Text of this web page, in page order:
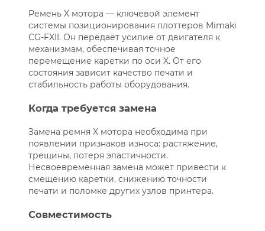
Ремень X мотора — ключевой элемент
системы позиционирования плоттеров Mimaki
CG-FXII. Он передаёт усилие от двигателя к
механизмам, обеспечивая точное
перемещение каретки по оси X. От его
состояния зависит качество печати и
стабильность работы оборудования.
Когда требуется замена
Замена ремня X мотора необходима при
появлении признаков износа: растяжение,
трещины, потеря эластичности.
Несвоевременная замена может привести к
смещению каретки, снижению точности
печати и поломке других узлов принтера.
Совместимость